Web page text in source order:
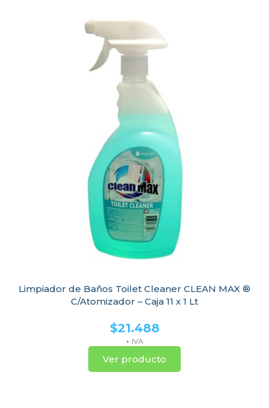
Limpiador de Baños Toilet Cleaner CLEAN MAX ®
C/Atomizador – Caja 11 x 1 Lt
$21.488
+ IVA
Ver producto